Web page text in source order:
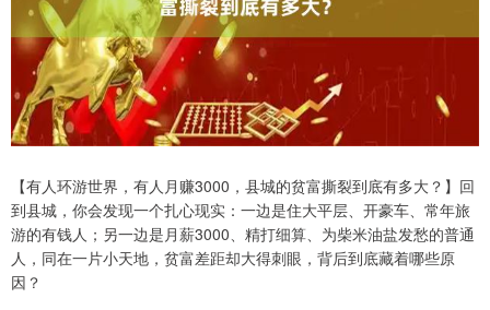
【有人环游世界，有人月赚3000，县城的贫富撕裂到底有多大？】回
到县城，你会发现一个扎心现实：一边是住大平层、开豪车、常年旅
游的有钱人；另一边是月薪3000、精打细算、为柴米油盐发愁的普通
人，同在一片小天地，贫富差距却大得刺眼，背后到底藏着哪些原
因？